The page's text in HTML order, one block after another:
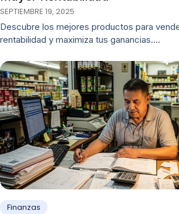
SEPTIEMBRE 19, 2025
Descubre los mejores productos para
rentabilidad y maximiza tus ganancias.…
Finanzas